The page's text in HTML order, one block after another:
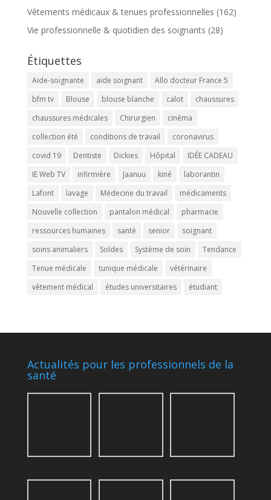
Vêtements médicaux & tenues professionnelles (162)
Vie professionnelle & quotidien des soignants (28)
Étiquettes
Aide-soignante aide soignant
Allo docteur France 5
bfm tv
Blouse blouse blanche calot
chaussures
chaussures médicales
Chirurgien
cinéma
collection été
conditions de travail
coronavirus
covid 19
Dentiste Dickies Hôpital
IDÉE CADEAU
IE Web TV
infirmière Jaanuu kiné
laborantin
Lafont
lavage Médecine du travail
médicaments
Nouvelle collection
pantalon médical
pharmacie
ressources humaines
santé senior
soignant
soins animaliers
Soldes Système de soin
Tendance
Tenue médicale
tunique médicale
vétérinaire
vêtement médical
études universitaires étudiant
Actualités pour les professionnels de la
santé